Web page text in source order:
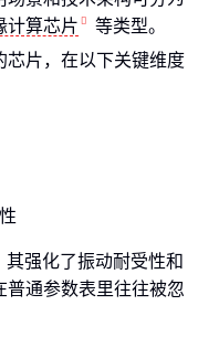
计算芯片
等类型。
芯片，在以下关键维度
强化了振动耐受性和
普通参数表里往往被忽